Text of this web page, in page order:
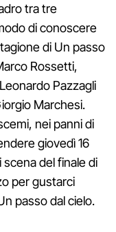
tra tre
di conoscere
di Un passo
Rossetti,
Pazzagli
Marchesi.
nei panni di
giovedì 16
del finale di
per gustarci
passo dal cielo.